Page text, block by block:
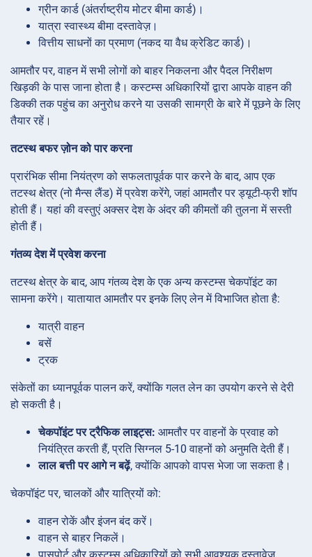
ग्रीन कार्ड (अंतर्राष्ट्रीय मोटर बीमा कार्ड)।
यात्रा स्वास्थ्य बीमा दस्तावेज़।
वित्तीय साधनों का प्रमाण (नकद या वैध क्रेडिट कार्ड)।
आमतौर पर, वाहन में सभी लोगों को बाहर निकलना और पैदल निरीक्षण
खिड़की के पास जाना होता है। कस्टम्स अधिकारियों द्वारा आपके वाहन की
डिक्की तक पहुंच का अनुरोध करने या उसकी सामग्री के बारे में पूछने के लिए
तैयार रहें।
तटस्थ बफर ज़ोन को पार करना
प्रारंभिक सीमा नियंत्रण को सफलतापूर्वक पार करने के बाद, आप एक
तटस्थ क्षेत्र (नो मैन्स लैंड) में प्रवेश करेंगे, जहां आमतौर पर ड्यूटी-फ्री शॉप
होती हैं। यहां की वस्तुएं अक्सर देश के अंदर की कीमतों की तुलना में सस्ती
होती हैं।
गंतव्य देश में प्रवेश करना
तटस्थ क्षेत्र के बाद, आप गंतव्य देश के एक अन्य कस्टम्स चेकपॉइंट का
सामना करेंगे। यातायात आमतौर पर इनके लिए लेन में विभाजित होता है:
यात्री वाहन
बसें
ट्रक
संकेतों का ध्यानपूर्वक पालन करें, क्योंकि गलत लेन का उपयोग करने से देरी
हो सकती है।
चेकपॉइंट पर ट्रैफिक लाइट्स: आमतौर पर वाहनों के प्रवाह को
नियंत्रित करती हैं, प्रति सिग्नल 5-10 वाहनों को अनुमति देती हैं।
लाल बत्ती पर आगे न बढ़ें, क्योंकि आपको वापस भेजा जा सकता है।
चेकपॉइंट पर, चालकों और यात्रियों को:
वाहन रोकें और इंजन बंद करें।
वाहन से बाहर निकलें।